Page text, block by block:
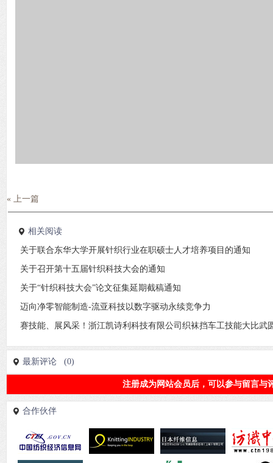
« 上一篇
相关阅读
关于联合东华大学开展针织行业在职硕士人才培养项目的通知
关于召开第十五届针织科技大会的通知
关于“针织科技大会”论文征集延期截稿通知
迈向净零智能制造-流亚科技以数字驱动永续竞争力
赛技能、展风采！浙江凯诗利科技有限公司织袜挡车工技能大比武
最新评论 (0)
注册成为网站会员后，可以参与留言与
合作伙伴